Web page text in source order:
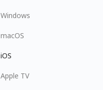
Windows
macOS
iOS
Apple TV